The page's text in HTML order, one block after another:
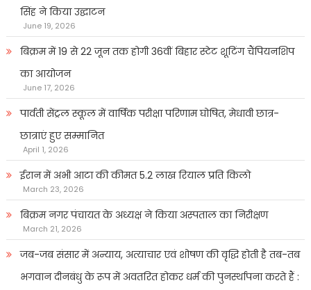
सिंह ने किया उद्घाटन
June 19, 2026
बिक्रम में 19 से 22 जून तक होगी 36वीं बिहार स्टेट शूटिंग चैंपियनशिप
का आयोजन
June 17, 2026
पार्वती सेंट्रल स्कूल में वार्षिक परीक्षा परिणाम घोषित, मेधावी छात्र-
छात्राएं हुए सम्मानित
April 1, 2026
ईरान में अभी आटा की कीमत 5.2 लाख रियाल प्रति किलो
March 23, 2026
बिक्रम नगर पंचायत के अध्यक्ष ने किया अस्पताल का निरीक्षण
March 21, 2026
जब-जब संसार में अन्याय, अत्याचार एवं शोषण की वृद्धि होती है तब-तब
भगवान दीनबंधु के रूप में अवतरित होकर धर्म की पुनर्स्थापना करते हैं :